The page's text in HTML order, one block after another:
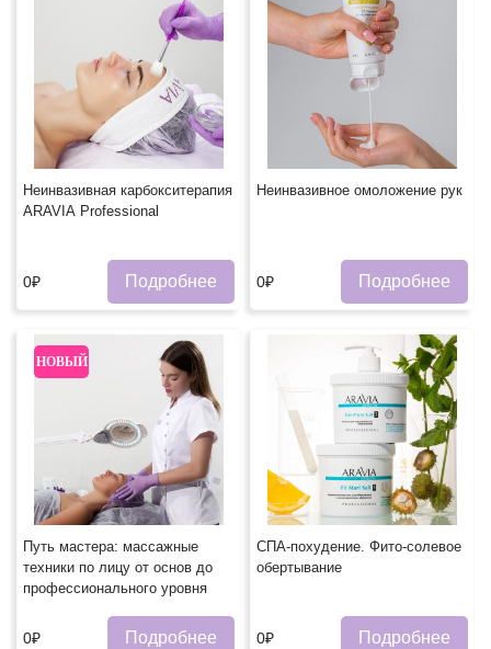
Неинвазивная карбокситерапия
ARAVIA Professional
0₽ Подробнее
Неинвазивное омоложение рук
0₽ Подробнее
НОВЫЙ
Путь мастера: массажные
техники по лицу от основ до
профессионального уровня
0₽ Подробнее
СПА-похудение. Фито-солевое
обертывание
0₽ Подробнее